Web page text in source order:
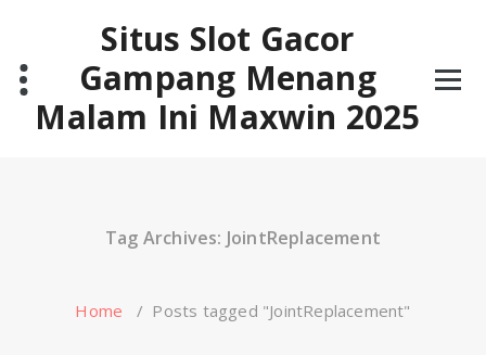
Situs Slot Gacor
Gampang Menang
Malam Ini Maxwin 2025
Tag Archives: JointReplacement
Home / Posts tagged "JointReplacement"